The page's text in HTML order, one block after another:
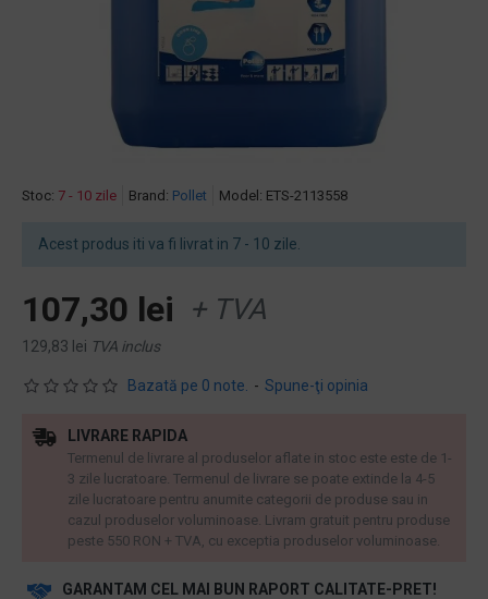
Stoc: 7 - 10 zile Brand: Pollet Model: ETS-2113558
Acest produs iti va fi livrat in 7 - 10 zile.
Bazată pe 0 note. - Spune-ţi opinia
107,30 lei + TVA
129,83 lei TVA inclus
GARANTAM CEL MAI BUN RAPORT CALITATE-PRET!
LIVRARE RAPIDA
Termenul de livrare al produselor aflate in stoc este este de 1-
3 zile lucratoare. Termenul de livrare se poate extinde la 4-5
zile lucratoare pentru anumite categorii de produse sau in
cazul produselor voluminoase. Livram gratuit pentru produse
peste 550 RON + TVA, cu exceptia produselor voluminoase.